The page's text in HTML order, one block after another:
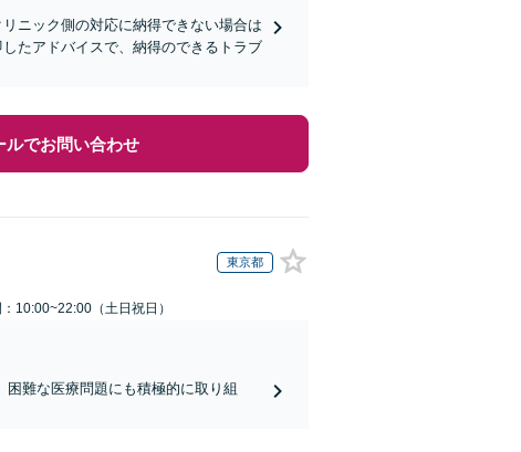
ニック側の対応に納得できない場合は
たアドバイスで、納得のできるトラブ
ルでお問い合わせ
東京都
10:00~22:00（土日祝日）
困難な医療問題にも積極的に取り組